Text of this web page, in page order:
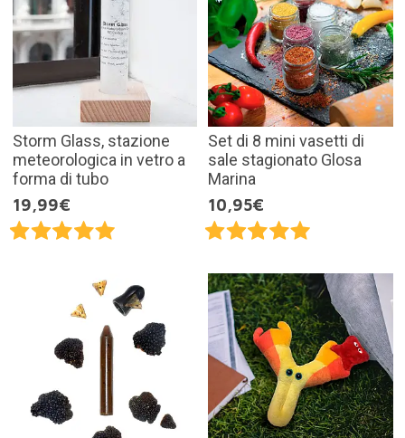
Storm Glass, stazione
meteorologica in vetro a
forma di tubo
19,99€
Set di 8 mini vasetti di
sale stagionato Glosa
Marina
10,95€